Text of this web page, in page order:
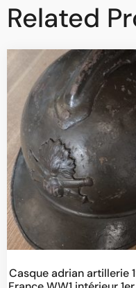
Related
Casque adrian artillerie